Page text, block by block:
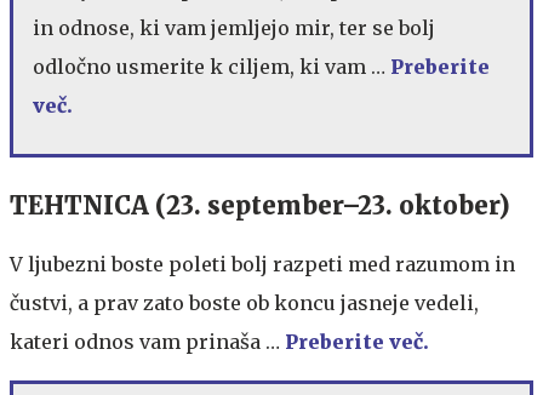
in odnose, ki vam jemljejo mir, ter se bolj
odločno usmerite k ciljem, ki vam … Preberite
več.
TEHTNICA (23. september–23. oktober)
V ljubezni boste poleti bolj razpeti med razumom in
čustvi, a prav zato boste ob koncu jasneje vedeli,
kateri odnos vam prinaša … Preberite več.